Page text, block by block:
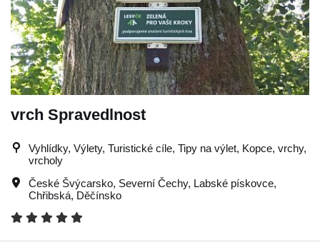
vrch Spravedlnost
Vyhlídky, Výlety, Turistické cíle, Tipy na výlet, Kopce, vrchy,
vrcholy
České Švýcarsko, Severní Čechy, Labské pískovce,
Chřibská, Děčínsko